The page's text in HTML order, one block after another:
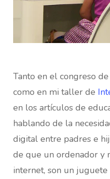
Tanto en el congreso de
como en mi taller de
en los artículos de
hablando de la
digital entre padres e
de que un ordenador y
internet, son un